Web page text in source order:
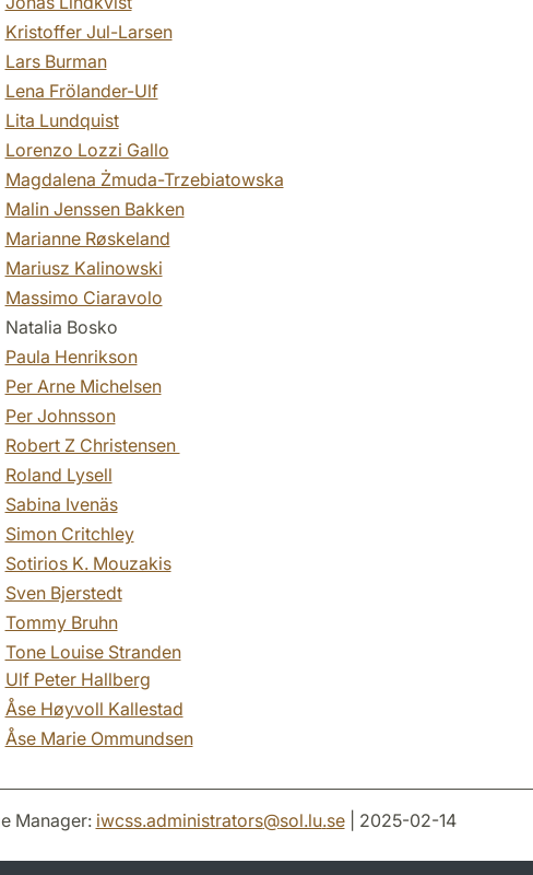
Kristoffer Jul-Larsen
Lars Burman
Lena Frölander-Ulf
Lita Lundquist
Lorenzo Lozzi Gallo
Magdalena Żmuda-Trzebiatowska
Malin Jenssen Bakken
Marianne Røskeland
Mariusz Kalinowski
Massimo Ciaravolo
Natalia Bosko
Paula Henrikson
Per Arne Michelsen
Per Johnsson
Robert Z Christensen
Roland Lysell
Sabina Ivenäs
Simon Critchley
Sotirios K. Mouzakis
Sven Bjerstedt
Tommy Bruhn
Tone Louise Stranden
Ulf Peter Hallberg
Åse Høyvoll Kallestad
Åse Marie Ommundsen
Manager: iwcss.administrators@sol.lu.se| 2025-02-14